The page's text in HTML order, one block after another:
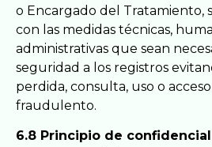
o Encargado del Tratamiento,
con las medidas técnicas,
administrativas que sean
seguridad a los registros
perdida, consulta, uso o
fraudulento.
6.8 Principio de